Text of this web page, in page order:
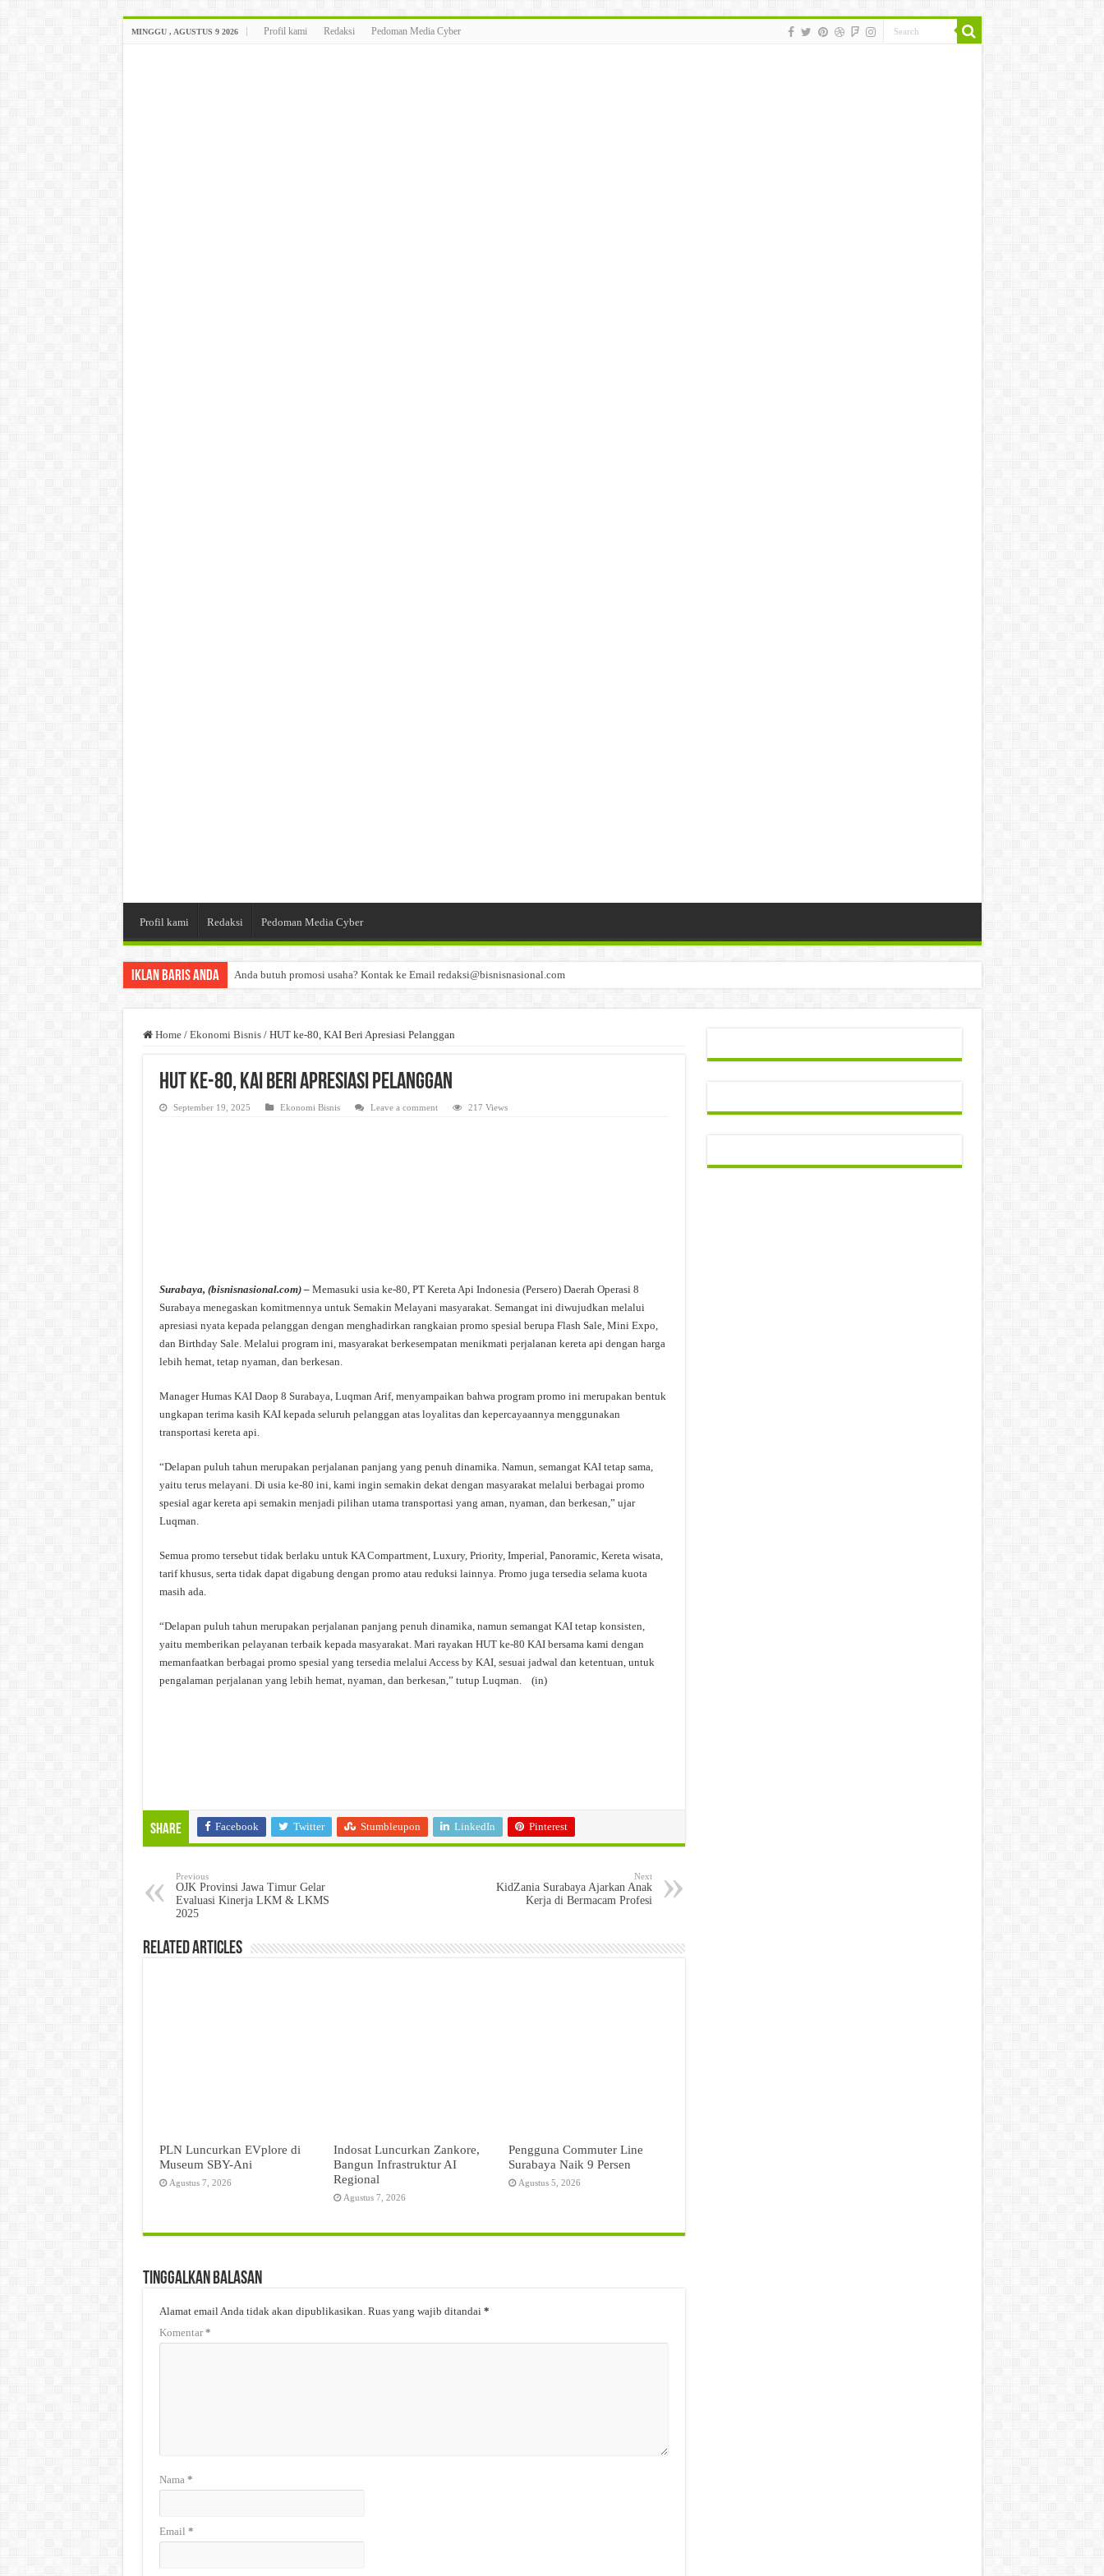
MINGGU , AGUSTUS 9 2026 Profil kami Redaksi Pedoman Media Cyber
Profil kami Redaksi Pedoman Media Cyber
Iklan Baris Anda Anda butuh promosi usaha? Kontak ke Email redaksi@bisnisnasional.com
Home / Ekonomi Bisnis / HUT ke-80, KAI Beri Apresiasi Pelanggan
HUT ke-80, KAI Beri Apresiasi Pelanggan
September 19, 2025 Ekonomi Bisnis Leave a comment 217 Views
Surabaya, (bisnisnasional.com) –Memasuki usia ke-80, PT Kereta Api Indonesia (Persero) Daerah Operasi 8
Surabaya menegaskan komitmennya untuk Semakin Melayani masyarakat. Semangat ini diwujudkan melalui
apresiasi nyata kepada pelanggan dengan menghadirkan rangkaian promo spesial berupa Flash Sale, Mini Expo,
dan Birthday Sale. Melalui program ini, masyarakat berkesempatan menikmati perjalanan kereta api dengan harga
lebih hemat, tetap nyaman, dan berkesan.
Manager Humas KAI Daop 8 Surabaya, Luqman Arif, menyampaikan bahwa program promo ini merupakan bentuk
ungkapan terima kasih KAI kepada seluruh pelanggan atas loyalitas dan kepercayaannya menggunakan
transportasi kereta api.
“Delapan puluh tahun merupakan perjalanan panjang yang penuh dinamika. Namun, semangat KAI tetap sama,
yaitu terus melayani. Di usia ke-80 ini, kami ingin semakin dekat dengan masyarakat melalui berbagai promo
spesial agar kereta api semakin menjadi pilihan utama transportasi yang aman, nyaman, dan berkesan,” ujar
Luqman.
Semua promo tersebut tidak berlaku untuk KA Compartment, Luxury, Priority, Imperial, Panoramic, Kereta wisata,
tarif khusus, serta tidak dapat digabung dengan promo atau reduksi lainnya. Promo juga tersedia selama kuota
masih ada.
“Delapan puluh tahun merupakan perjalanan panjang penuh dinamika, namun semangat KAI tetap konsisten,
yaitu memberikan pelayanan terbaik kepada masyarakat. Mari rayakan HUT ke-80 KAI bersama kami dengan
memanfaatkan berbagai promo spesial yang tersedia melalui Access by KAI, sesuai jadwal dan ketentuan, untuk
pengalaman perjalanan yang lebih hemat, nyaman, dan berkesan,” tutup Luqman. (in)
Share Facebook Twitter Stumbleupon LinkedIn Pinterest
Previous
OJK Provinsi Jawa Timur Gelar
Evaluasi Kinerja LKM & LKMS
2025
Next
KidZania Surabaya Ajarkan Anak
Kerja di Bermacam Profesi
Related Articles
PLN Luncurkan EVplore di
Museum SBY-Ani
Agustus 7, 2026
Indosat Luncurkan Zankore,
Bangun Infrastruktur AI
Regional
Agustus 7, 2026
Pengguna Commuter Line
Surabaya Naik 9 Persen
Agustus 5, 2026
Tinggalkan Balasan
Alamat email Anda tidak akan dipublikasikan. Ruas yang wajib ditandai *
Komentar*
Nama *
Email *